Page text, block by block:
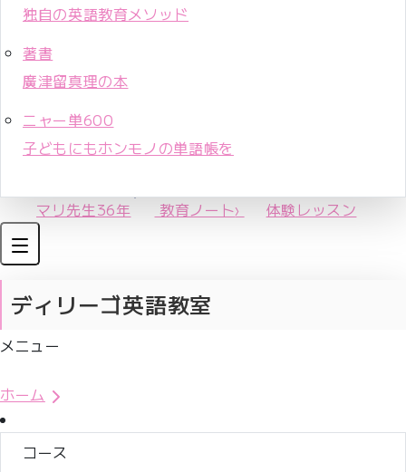
独自の英語教育メソッド
著書
廣津留真理の本
ニャー単600
子どもにもホンモノの単語帳を
マリ先生36年 教育ノート› 体験レッスン
ディリーゴ英語教室
メニュー
ホーム
コース